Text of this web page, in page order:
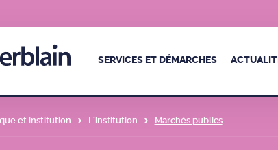
SERVICES ET DÉMARCHES
et institution L’institution Marchés publics